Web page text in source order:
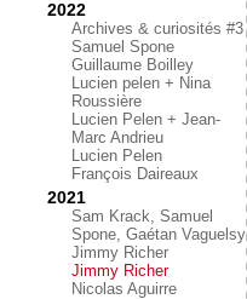
2022
Archives & curiosités #3
Samuel Spone
Guillaume Boilley
Lucien pelen + Nina
Roussière
Lucien Pelen + Jean-
Marc Andrieu
Lucien Pelen
François Daireaux
2021
Sam Krack, Samuel
Spone, Gaétan Vaguelsy
Jimmy Richer
Jimmy Richer
Nicolas Aguirre